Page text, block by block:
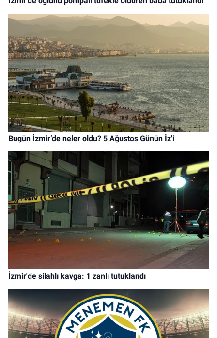
Bugün İzmir’de neler oldu? 5 Ağustos Günün İz'i
İzmir'de silahlı kavga: 1 zanlı tutuklandı